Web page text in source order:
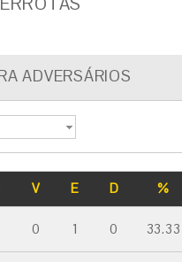
ADVERSÁRIOS
V E D %
0 1 0 33.33